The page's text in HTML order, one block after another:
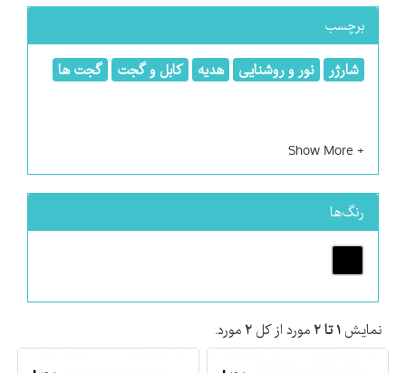
برچسب
شارژر نور و روشنایی هدیه کابل و گجت گجت ها
رنگ‌ها
نمایش ۱ تا ۲ مورد از کل ۲ مورد.